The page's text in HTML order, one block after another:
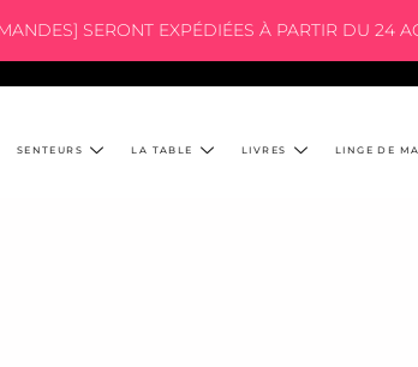
SERONT EXPÉDIÉES À PARTIR DU 24
SENTEURS LA TABLE LIVRES LINGE DE